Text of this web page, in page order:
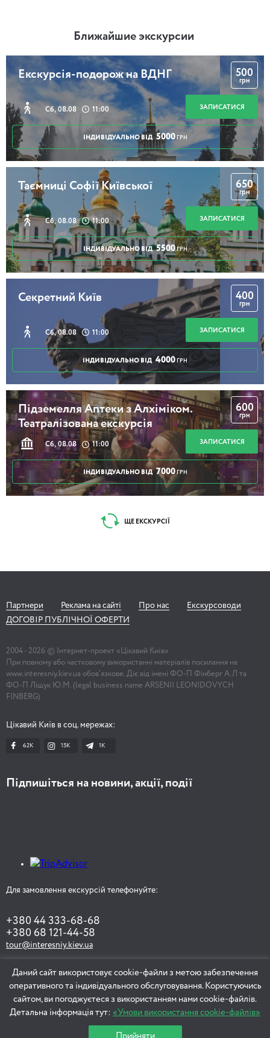
Ближайшие экскурсии
Екскурсія-подорож на ВДНГ
Сб, 08.08 11:00
500
грн
ЗАПИСАТИСЯ
ІНДИВІДУАЛЬНО ВІД 5000 ГРН
Таємниці Софії Київської
Сб, 08.08 11:00
650
грн
ЗАПИСАТИСЯ
ІНДИВІДУАЛЬНО ВІД 5500 ГРН
Секретний Київ
Сб, 08.08 11:00
400
грн
ЗАПИСАТИСЯ
ІНДИВІДУАЛЬНО ВІД 4000 ГРН
Підземелля Аптеки з Алхіміком.
Театралізована екскурсія
Сб, 08.08 11:00
600
грн
ЗАПИСАТИСЯ
ІНДИВІДУАЛЬНО ВІД 7000 ГРН
ЩЕ ЕКСКУРСІЇ
Партнери Реклама на сайті Про нас
Екскурсоводи
ДОГОВІР ПУБЛІЧНОЇ ОФЕРТИ
2004 - 2026 © Інтернет-проект «Цікавий Київ»
При повному або частковому використанні матеріалів посилання на
www.interesniy.kiev.ua обов'язкове. Діє від імені ФО-П Фінберг А.Л та
ФО-П Ліщук Ю.М. (legal business name ARSENII LEONIDOVYCH
FINBERG)
Цікавий Київ в соц. мережах:
62K 15K 1К
Підпишіться на новини, акції, події
Для замовлення екскурсій телефонуйте:
+380 44 333-68-68
+380 68 121-44-58
tour@interesniy.kiev.ua
ЗАМОВИТИ ЕКСКУРСІЮ
Даний сайт використовує cookie-файли з метою забезпечення
оперативного та індивідуального обслуговування. Користуючись
сайтом, ви погоджуєтеся з використанням нами cookie-файлів.
Детальна інформація тут: «Умови використання cookie-файлів»
Прийняти